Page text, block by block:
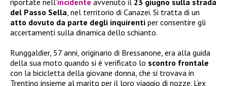
riportate nell’incidente avvenuto il 23 giugno sulla strada
del Passo Sella, nel territorio di Canazei. Si tratta di un
atto dovuto da parte degli inquirenti per consentire gli
accertamenti sulla dinamica dello schianto.
Runggaldier, 57 anni, originario di Bressanone, era alla guida
della sua moto quando si è verificato lo scontro frontale
con la bicicletta della giovane donna, che si trovava in
Trentino insieme al marito per il loro viaggio di nozze. L’ex